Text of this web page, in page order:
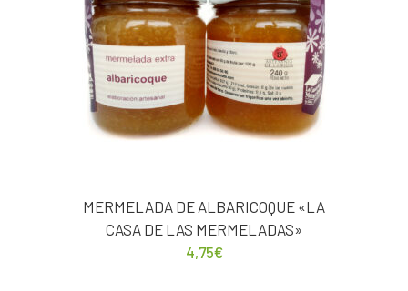
MERMELADA DE ALBARICOQUE «LA
CASA DE LAS MERMELADAS»
4,75€